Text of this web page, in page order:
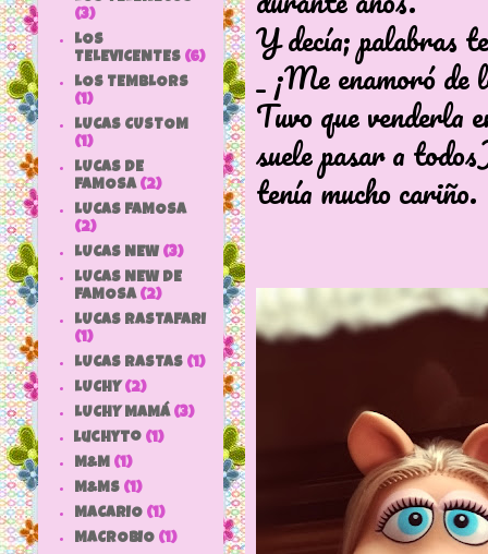
Y decía; palabras
_ ¡Me enamoró
Tuvo que venderla
suele pasar a
tenía mucho cariño.
(3)
LOS
TELEVICENTES (6)
LOS TEMBLORS
(1)
LUCAS CUSTOM
(1)
LUCAS DE
FAMOSA (2)
LUCAS FAMOSA
(2)
LUCAS NEW (3)
LUCAS NEW DE
FAMOSA (2)
LUCAS RASTAFARI
(1)
LUCAS RASTAS (1)
LUCHY (2)
LUCHY MAMÁ (3)
luchyto (1)
M&M (1)
M&MS (1)
MACARIO (1)
MACROBIO (1)